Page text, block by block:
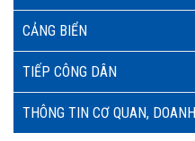
CẢNG BIỂN
TIẾP CÔNG DÂN
THÔNG TIN CƠ QUAN,